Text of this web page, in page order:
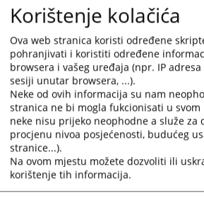
for
changing
dates.
for
changing
dates.
Posjeta Predsjednice Vrhovnog suda
Posjete predsjednice
Zenici općinskih
dobojskog kantona
posjete
19.06.2026.
Uspješno završena
praksa iz
Korištenje kolačića
Ova web stranica koristi određene
pohranjivati i koristiti određene
browsera i vašeg uređaja (npr. IP
sesiji unutar browsera, ...).
Neke od ovih informacija su nam
stranica ne bi mogla fukcionisati u
neke nisu prijeko neophodne a služe za
procjenu nivoa posjećenosti, budućeg
stranice...).
Na ovom mjestu možete dozvoliti ili
korištenje tih informacija.